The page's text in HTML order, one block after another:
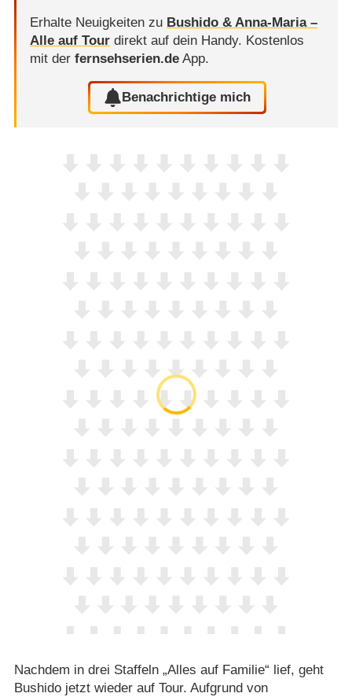
Erhalte Neuigkeiten zu Bushido & Anna-Maria –
Alle auf Tourdirekt auf dein Handy. Kostenlos
mit der fernsehserien.deApp.
Benachrichtige mich
Nachdem in drei Staffeln „Alles auf Familie“ lief, geht
Bushido jetzt wieder auf Tour. Aufgrund von